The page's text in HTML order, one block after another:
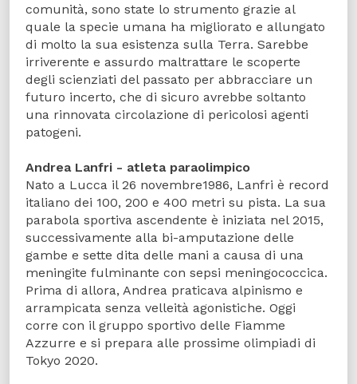
comunità, sono state lo strumento grazie al
quale la specie umana ha migliorato e allungato
di molto la sua esistenza sulla Terra. Sarebbe
irriverente e assurdo maltrattare le scoperte
degli scienziati del passato per abbracciare un
futuro incerto, che di sicuro avrebbe soltanto
una rinnovata circolazione di pericolosi agenti
patogeni.
Andrea Lanfri - atleta paraolimpico
Nato a Lucca il 26 novembre1986, Lanfri è record
italiano dei 100, 200 e 400 metri su pista. La sua
parabola sportiva ascendente è iniziata nel 2015,
successivamente alla bi-amputazione delle
gambe e sette dita delle mani a causa di una
meningite fulminante con sepsi meningococcica.
Prima di allora, Andrea praticava alpinismo e
arrampicata senza velleità agonistiche. Oggi
corre con il gruppo sportivo delle Fiamme
Azzurre e si prepara alle prossime olimpiadi di
Tokyo 2020.